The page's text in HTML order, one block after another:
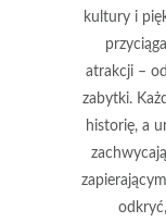
kultury i
atrakcji –
zabytki.
historię, a